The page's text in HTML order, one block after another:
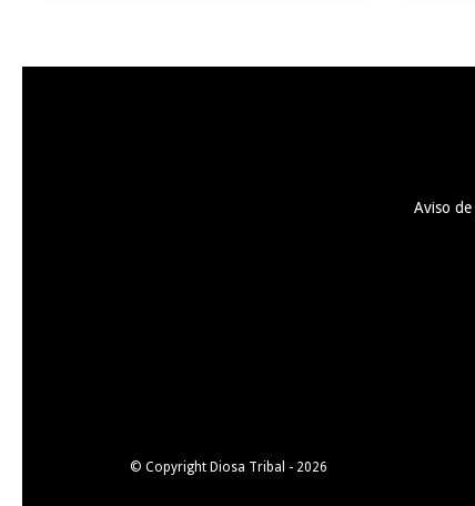
Aviso de
© Copyright Diosa Tribal - 2026